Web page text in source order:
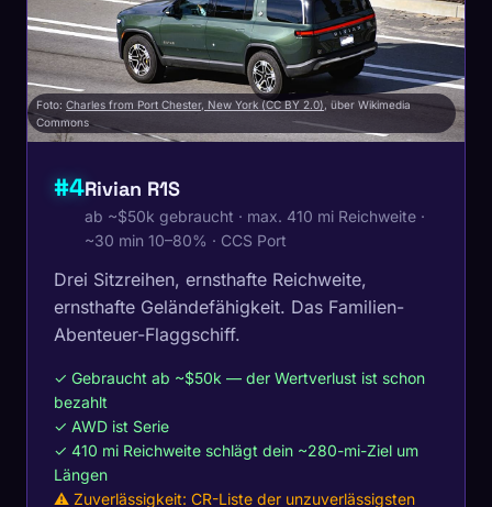
Foto: Charles from Port Chester, New York (CC BY 2.0), über Wikimedia
Commons
#4Rivian R1S
ab ~$50k gebraucht · max. 410 mi Reichweite ·
~30 min 10–80% · CCS Port
Drei Sitzreihen, ernsthafte Reichweite,
ernsthafte Geländefähigkeit. Das Familien-
Abenteuer-Flaggschiff.
✓ Gebraucht ab ~$50k — der Wertverlust ist schon
bezahlt
✓ AWD ist Serie
✓ 410 mi Reichweite schlägt dein ~280-mi-Ziel um
Längen
⚠ Zuverlässigkeit: CR-Liste der unzuverlässigsten